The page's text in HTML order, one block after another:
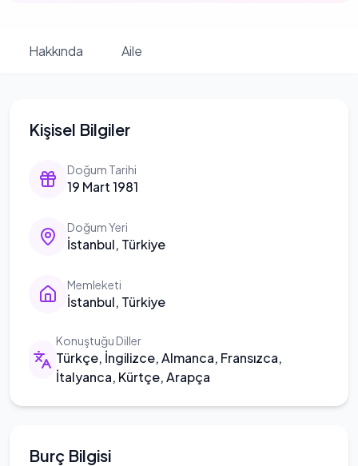
Hakkında Aile
Kişisel Bilgiler
Doğum Tarihi
19 Mart 1981
Doğum Yeri
İstanbul, Türkiye
Memleketi
İstanbul, Türkiye
Konuştuğu Diller
Türkçe, İngilizce, Almanca, Fransızca,
İtalyanca, Kürtçe, Arapça
Burç Bilgisi